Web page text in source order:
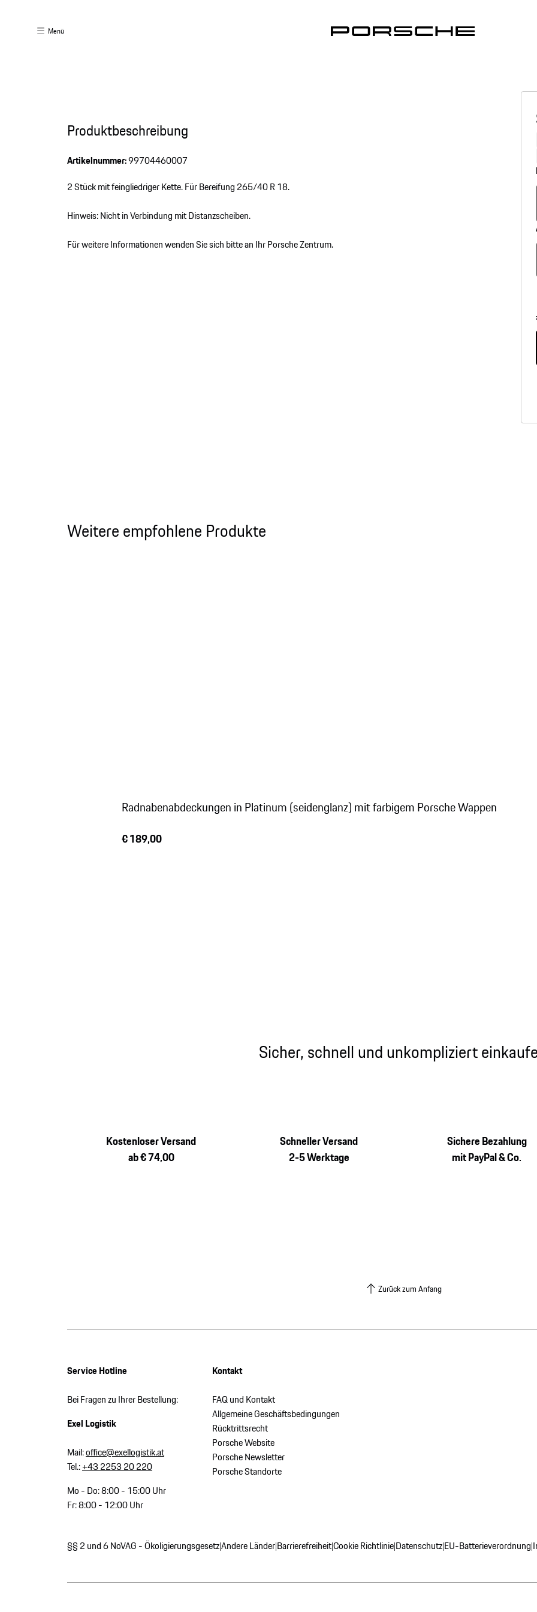
Menü
Produktbeschreibung
Artikelnummer:99704460007
2 Stück mit feingliedriger Kette. Für Bereifung 265/40 R 18.
Hinweis: Nicht in Verbindung mit Distanzscheiben.
Für weitere Informationen wenden Sie sich bitte an Ihr Porsche Zentrum.
Weitere empfohlene Produkte
Radnabenabdeckungen in Platinum (seidenglanz) mit farbigem Porsche Wappen
€ 189,00
Sicher, schnell und unkompliziert
Kostenloser Versand
ab € 74,00
Schneller Versand
2-5 Werktage
Sichere Bezahlung
mit PayPal & Co.
Zurück zum Anfang
Service Hotline
Bei Fragen zu Ihrer Bestellung:
Exel Logistik
Mail:office@exellogistik.at
Tel.:+43 2253 20 220
Mo - Do: 8:00 - 15:00 Uhr
Fr: 8:00 - 12:00 Uhr
Kontakt
FAQ und Kontakt
Allgemeine Geschäftsbedingungen
Rücktrittsrecht
Porsche Website
Porsche Newsletter
Porsche Standorte
§§ 2 und 6 NoVAG - Ökoligierungsgesetz|Andere Länder|Barrierefreiheit|Cookie Richtlinie|Datenschutz|EU-Batterieverordnung|